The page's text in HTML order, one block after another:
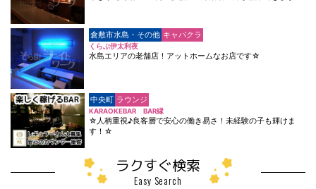
倉敷市水島・その他 キャバクラ
くらぶ伊太利夜
水島エリアの老舗店！アットホームなお店です☆
中央町 ラウンジ
KARAOKEBAR BAR縁
☆人柄重視♪良客層で安心の働き易さ！未経験の子も輝けま
す！☆
ラクすぐ検索
Easy Search